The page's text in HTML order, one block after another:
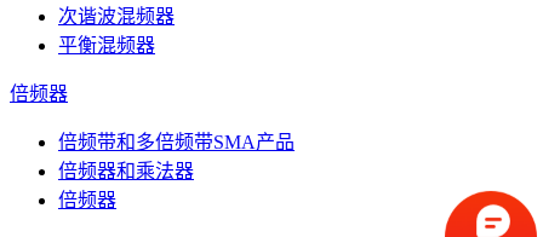
次谐波混频器
平衡混频器
倍频器
倍频带和多倍频带SMA产品
倍频器和乘法器
倍频器